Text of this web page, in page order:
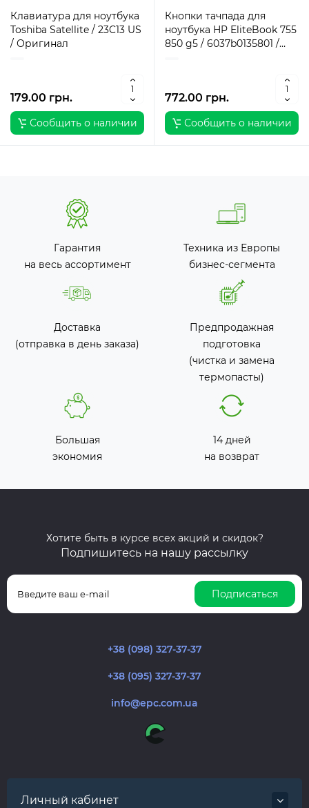
Клавиатура для ноутбука
Toshiba Satellite / 23C13 US
/ Оригинал
179.00 грн.
Сообщить о наличии
Кнопки тачпада для
ноутбука HP EliteBook 755
850 g5 / 6037b0135801 /
772.00 грн.
Сообщить о наличии
Гарантия
на весь ассортимент
Техника из Европы
бизнес-сегмента
Доставка
(отправка в день заказа)
Предпродажная
подготовка
(чистка и замена
термопасты)
Большая
экономия
14 дней
на возврат
Хотите быть в курсе всех акций и скидок?
Подпишитесь на нашу рассылку
Подписаться
+38 (098) 327-37-37
+38 (095) 327-37-37
info@epc.com.ua
Личный кабинет